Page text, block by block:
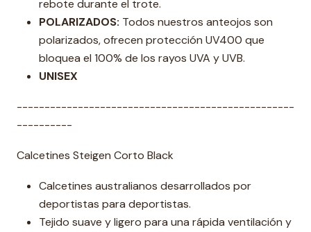
rebote durante el trote.
POLARIZADOS: Todos nuestros anteojos son
polarizados, ofrecen protección UV400 que
bloquea el 100% de los rayos UVA y UVB.
UNISEX
--------------------------------------------------
----------
Calcetines Steigen Corto Black
Calcetines australianos desarrollados por
deportistas para deportistas.
Tejido suave y ligero para una rápida ventilación y